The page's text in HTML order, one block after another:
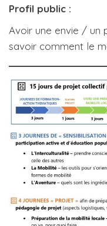
Profil public :
Avoir une envie / un
savoir comment le